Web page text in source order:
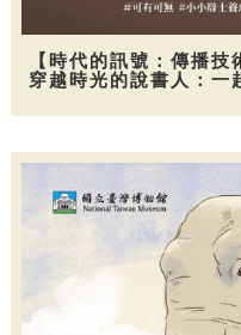
【時代的訊號：傳播
穿越時光的說書人：一